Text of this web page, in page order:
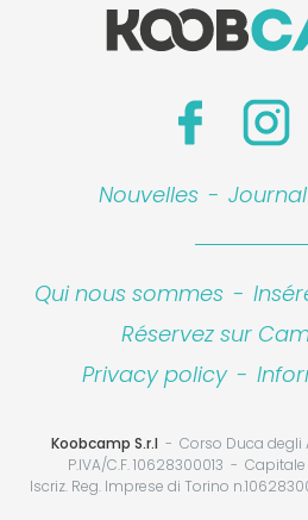
Nouvelles -
Qui nous sommes -
Réservez sur
Privacy policy -
Koobcamp S.r.l
Corso Duca degli
P.IVA/C.F. 10628300013
Capitale
Iscriz. Reg. Imprese di Torino